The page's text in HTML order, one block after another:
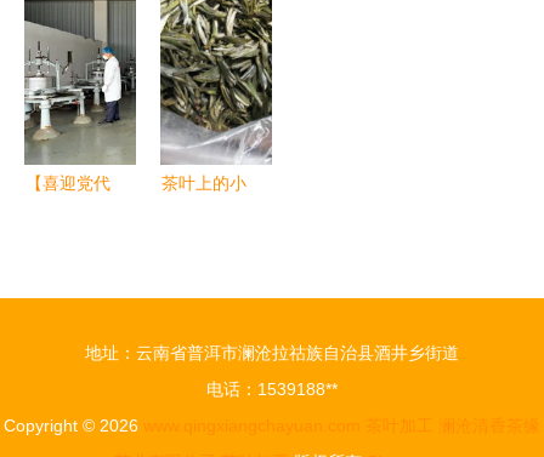
文化，科技
助力健康事
业
的蜕变
【喜迎党代
业 跑出茶
度
茶叶上的小
地址：云南省普洱市澜沧拉祜族自治县酒井乡街道
电话：1539188**
Copyright © 2026 www.qingxiangchayuan.com 茶叶加工
澜沧清香茶缘